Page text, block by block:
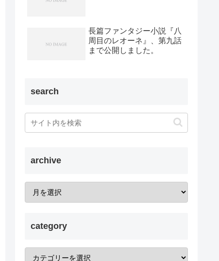
長篇ファンタジー小説『八
周目のレオーネ』、第九話
まで公開しました。
search
archive
category